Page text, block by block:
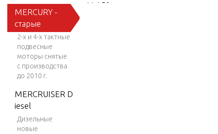
MERCURY -
старые
2-х и 4-х тактные
подвесные
моторы снятые
с производства
до 2010 г.
MERCRUISER D
iesel
Дизельные
новые
V-150